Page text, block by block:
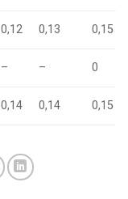
0,12 0,13 0,15
– – 0
0,14 0,14 0,15